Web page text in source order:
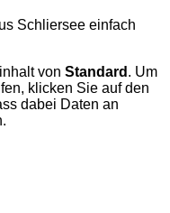
Schliersee einfach
von Standard . Um
klicken Sie auf den
dabei Daten an